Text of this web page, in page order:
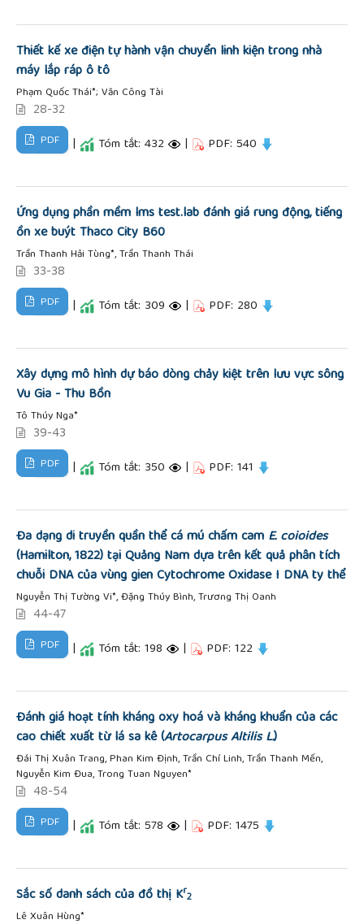
Thiết kế xe điện tự hành vận chuyển linh kiện trong nhà
máy lắp ráp ô tô
Phạm Quốc Thái*; Văn Công Tài
28-32
PDF | Tóm tắt: 432 | PDF: 540
Ứng dụng phần mềm lms test.lab đánh giá rung động, tiếng
ồn xe buýt Thaco City B60
Trần Thanh Hải Tùng*, Trần Thanh Thái
33-38
PDF | Tóm tắt: 309 | PDF: 280
Xây dựng mô hình dự báo dòng chảy kiệt trên lưu vực sông
Vu Gia - Thu Bồn
Tô Thúy Nga*
39-43
PDF | Tóm tắt: 350 | PDF: 141
Đa dạng di truyền quần thể cá mú chấm cam E. coioides
(Hamilton, 1822) tại Quảng Nam dựa trên kết quả phân tích
chuỗi DNA của vùng gien Cytochrome Oxidase I DNA ty thể
Nguyễn Thị Tường Vi*, Đặng Thúy Bình, Trương Thị Oanh
44-47
PDF | Tóm tắt: 198 | PDF: 122
Đánh giá hoạt tính kháng oxy hoá và kháng khuẩn của các
cao chiết xuất từ lá sa kê (Artocarpus Altilis L.)
Đái Thị Xuân Trang, Phan Kim Định, Trần Chí Linh, Trần Thanh Mến,
Nguyễn Kim Đua, Trong Tuan Nguyen*
48-54
PDF | Tóm tắt: 578 | PDF: 1475
Sắc số danh sách của đồ thị Kr2
Lê Xuân Hùng*